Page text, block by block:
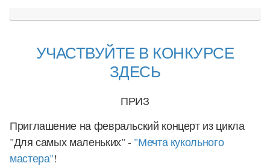
УЧАСТВУЙТЕ В КОНКУРСЕ
ЗДЕСЬ
ПРИЗ
Приглашение на февральский концерт из цикла
"Для самых маленьких" - "Мечта кукольного
мастера"!